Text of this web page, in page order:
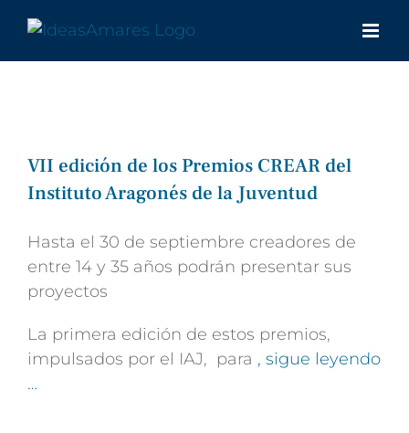
contenido
VII edición de los Premios CREAR del
Instituto Aragonés de la Juventud
Hasta el 30 de septiembre creadores de
entre 14 y 35 años podrán presentar sus
proyectos
La primera edición de estos premios,
impulsados por el IAJ, para , sigue leyendo
…